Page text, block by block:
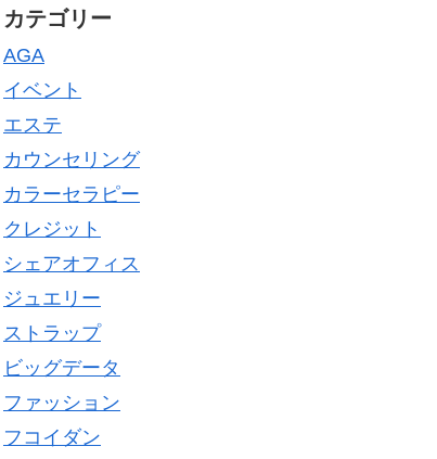
カテゴリー
AGA
イベント
エステ
カウンセリング
カラーセラピー
クレジット
シェアオフィス
ジュエリー
ストラップ
ビッグデータ
ファッション
フコイダン